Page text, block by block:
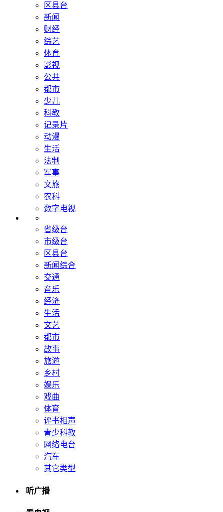
区县台
新闻
财经
综艺
体育
影视
公共
都市
少儿
科教
记录片
动漫
生活
法制
军事
文旅
农科
数字电视
省级台
市级台
区县台
新闻综合
交通
音乐
经济
生活
文艺
都市
故事
旅游
乡村
娱乐
戏曲
体育
评书相声
青少科教
网络电台
汽车
其它类型
听广播